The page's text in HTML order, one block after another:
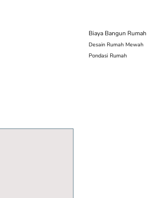
Biaya Bangun Rumah
Desain Rumah Mewah
Pondasi Rumah